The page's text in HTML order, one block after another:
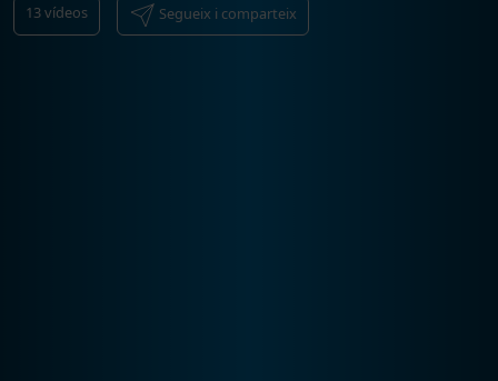
13vídeos Segueix i comparteix